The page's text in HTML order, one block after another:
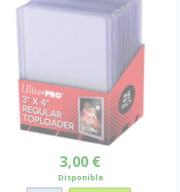
3,00 €
Disponible